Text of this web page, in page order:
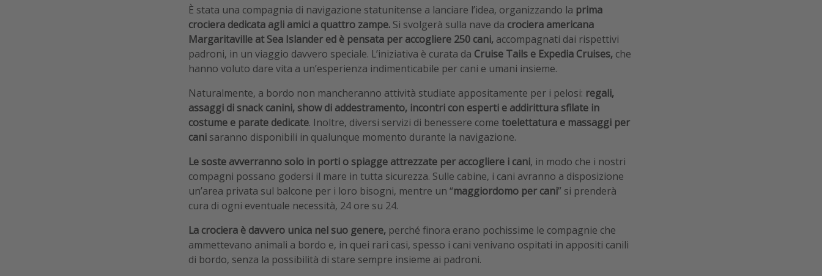
È stata una compagnia di navigazione statunitense a lanciare l’idea, organizzando la prima
crociera dedicata agli amici a quattro zampe. Si svolgerà sulla nave da crociera americana
Margaritaville at Sea Islander ed è pensata per accogliere 250 cani, accompagnati dai rispettivi
padroni, in un viaggio davvero speciale. L’iniziativa è curata da Cruise Tails e Expedia Cruises, che
hanno voluto dare vita a un’esperienza indimenticabile per cani e umani insieme.
Naturalmente, a bordo non mancheranno attività studiate appositamente per i pelosi: regali,
assaggi di snack canini, show di addestramento, incontri con esperti e addirittura sfilate in
costume e parate dedicate. Inoltre, diversi servizi di benessere come toelettatura e massaggi per
cani saranno disponibili in qualunque momento durante la navigazione.
Le soste avverranno solo in porti o spiagge attrezzate per accogliere i cani, in modo che i nostri
compagni possano godersi il mare in tutta sicurezza. Sulle cabine, i cani avranno a disposizione
un’area privata sul balcone per i loro bisogni, mentre un “maggiordomo per cani” si prenderà
cura di ogni eventuale necessità, 24 ore su 24.
La crociera è davvero unica nel suo genere, perché finora erano pochissime le compagnie che
ammettevano animali a bordo e, in quei rari casi, spesso i cani venivano ospitati in appositi canili
di bordo, senza la possibilità di stare sempre insieme ai padroni.